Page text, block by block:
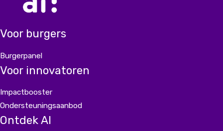
Voor burgers
Burgerpanel
Voor innovatoren
Impactbooster
Ondersteuningsaanbod
Ontdek AI